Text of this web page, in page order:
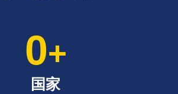
0+
国家